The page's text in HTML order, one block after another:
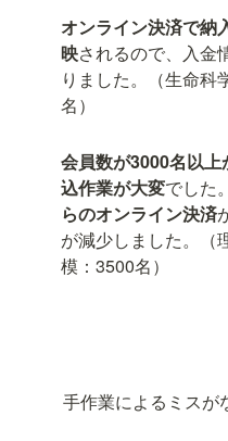
オンライン決済で納
映されるので、入金
りました。（生命科
名）
会員数が3000名以
込作業が大変でした
らのオンライン決済
が減少しました。（
模：3500名）
手作業によるミスが